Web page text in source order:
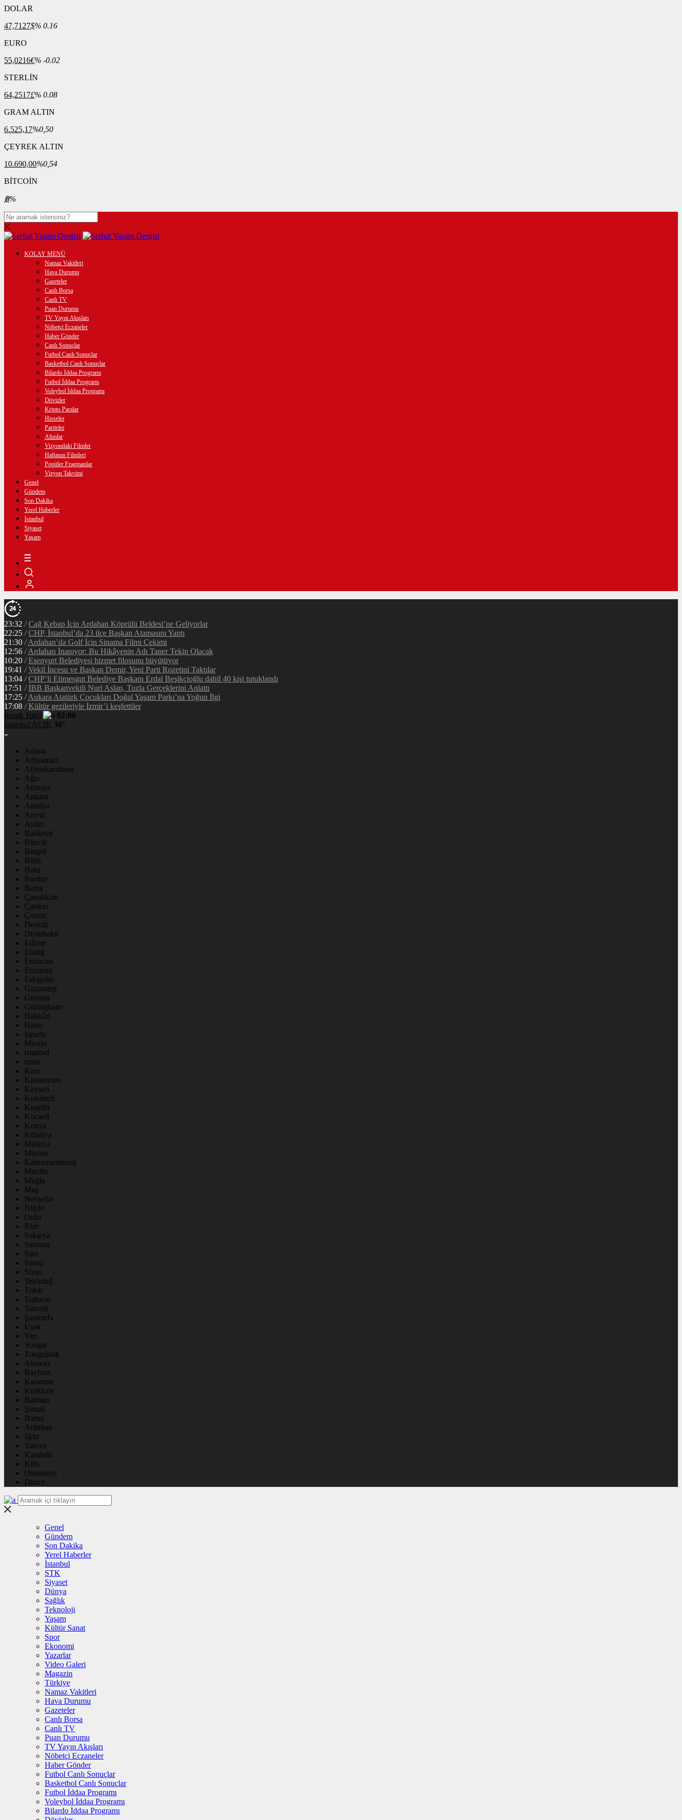
DOLAR
47,7127$% 0.16
EURO
55,0216€% -0.02
STERLİN
64,2517£% 0.08
GRAM ALTIN
6.525,17%0,50
ÇEYREK ALTIN
10.690,00%0,54
BİTCOİN
฿%
KOLAY MENÜ
Namaz Vakitleri
Hava Durumu
Gazeteler
Canlı Borsa
Canlı TV
Puan Durumu
TV Yayın Akışları
Nöbetçi Eczaneler
Haber Gönder
Canlı Sonuçlar
Futbol Canlı Sonuçlar
Basketbol Canlı Sonuçlar
Bilardo İddaa Programı
Futbol İddaa Programı
Voleybol İddaa Programı
Dövizler
Kripto Paralar
Hisseler
Pariteler
Altınlar
Vizyondaki Filmler
Haftanın Filmleri
Popüler Fragmanlar
Vizyon Takvimi
Genel
Gündem
Son Dakika
Yerel Haberler
İstanbul
Siyaset
Yaşam
23:32 / Cağ Kebap İçin Ardahan Köprülü Beldesi’ne Geliyorlar
22:25 / CHP, İstanbul’da 23 ilçe Başkan Atamasını Yaptı
21:30 / Ardahan’da Golf İçin Sinama Filmi Çekimi
12:56 / Ardahan İnanıyor: Bu Hikâyenin Adı Taner Tekin Olacak
10:20 / Esenyurt Belediyesi hizmet filosunu büyütüyor
19:41 / Vekil İncesu ve Başkan Demir, Yeni Parti Rozetini Taktılar
13:04 / CHP’li Etimesgut Belediye Başkanı Erdal Beşikçioğlu dahil 40 kişi tutuklandı
17:51 / İBB Başkanvekili Nuri Aslan, Tuzla Gerçeklerini Anlattı
17:25 / Ankara Atatürk Çocukları Doğal Yaşam Parkı’na Yoğun İlgi
17:08 / Kültür gezileriyle İzmir’i keşfettiler
İmsak Vakti
02:00
İstanbul AÇIK 30°
Adana
Adıyaman
Afyonkarahisar
Ağrı
Amasya
Ankara
Antalya
Artvin
Aydın
Balıkesir
Bilecik
Bingöl
Bitlis
Bolu
Burdur
Bursa
Çanakkale
Çankırı
Çorum
Denizli
Diyarbakır
Edirne
Elazığ
Erzincan
Erzurum
Eskişehir
Gaziantep
Giresun
Gümüşhane
Hakkâri
Hatay
Isparta
Mersin
istanbul
izmir
Kars
Kastamonu
Kayseri
Kırklareli
Kırşehir
Kocaeli
Konya
Kütahya
Malatya
Manisa
Kahramanmaraş
Mardin
Muğla
Muş
Nevşehir
Niğde
Ordu
Rize
Sakarya
Samsun
Siirt
Sinop
Sivas
Tekirdağ
Tokat
Trabzon
Tunceli
Şanlıurfa
Uşak
Van
Yozgat
Zonguldak
Aksaray
Bayburt
Karaman
Kırıkkale
Batman
Şırnak
Bartın
Ardahan
Iğdır
Yalova
Karabük
Kilis
Osmaniye
Düzce
Genel
Gündem
Son Dakika
Yerel Haberler
İstanbul
STK
Siyaset
Dünya
Sağlık
Teknoloji
Yaşam
Kültür Sanat
Spor
Ekonomi
Yazarlar
Video Galeri
Magazin
Türkiye
Namaz Vakitleri
Hava Durumu
Gazeteler
Canlı Borsa
Canlı TV
Puan Durumu
TV Yayın Akışları
Nöbetçi Eczaneler
Haber Gönder
Futbol Canlı Sonuçlar
Basketbol Canlı Sonuçlar
Futbol İddaa Programı
Voleybol İddaa Programı
Bilardo İddaa Programı